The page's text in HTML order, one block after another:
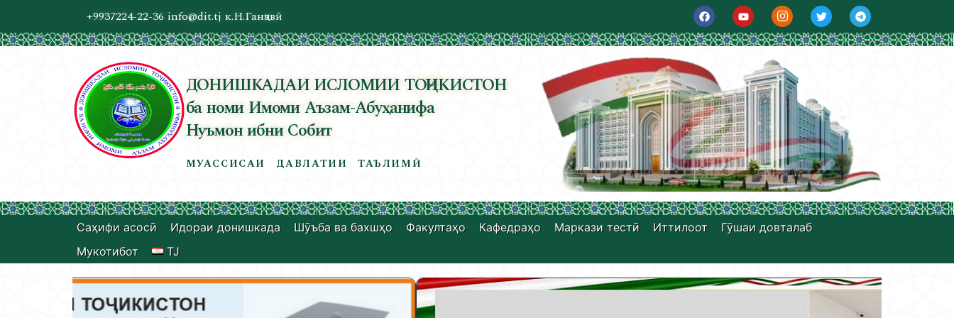
+9937224-22-36 info@dit.tj к.Н.Ганҷавӣ
ДОНИШКАДАИ ИСЛОМИИ ТОҶИКИСТОН
ба номи Имоми Аъзам-Абуҳанифа
Нуъмон ибни Собит
МУАССИСАИ ДАВЛАТИИ ТАЪЛИМӢ
Саҳифи асосӣ Идораи донишкада Шӯъба ва бахшҳо Факултаҳо Кафедраҳо Маркази тестӣ Иттилоот
Гӯшаи довталаб
Мукотибот
TJ